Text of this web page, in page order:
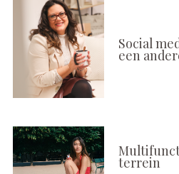
Social
een
terrein